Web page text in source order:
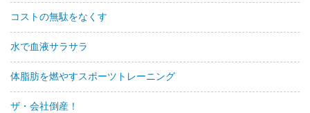
コストの無駄をなくす
水で血液サラサラ
体脂肪を燃やすスポーツトレーニング
ザ・会社倒産！